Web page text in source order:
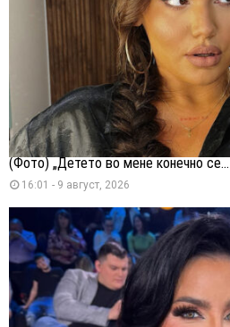
(Фото) „Детето во мене конечно се...
16:01 - 9 август, 2026